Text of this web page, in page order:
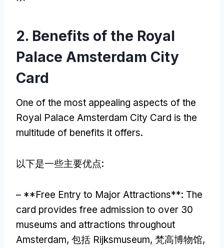
2. Benefits of the Royal
Palace Amsterdam City
Card
One of the most appealing aspects of the
Royal Palace Amsterdam City Card is the
multitude of benefits it offers.
以下是一些主要优点:
– **Free Entry to Major Attractions**: The
card provides free admission to over 30
museums and attractions throughout
Amsterdam, 包括 Rijksmuseum, 梵高博物馆,